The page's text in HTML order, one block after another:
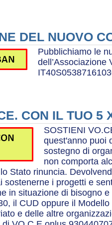
DEL NUOVO
Pubblichiamo le
dell’Associazione
CON IL TUO 5
SOSTIENI
quest'anno puoi
sostegno di
non comporta
Stato rinuncia.
sostenerne i progetti e
in situazione di bisogno
il CUD oppure il
e delle altre